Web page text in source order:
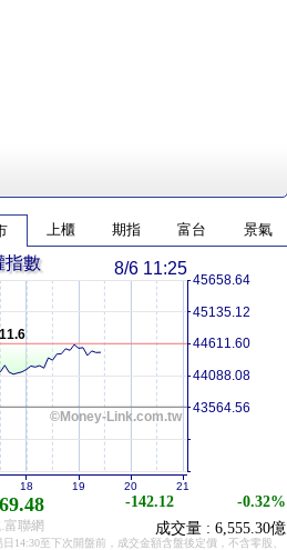
上櫃 期指 富台 景氣
©Money-Link.com.tw
8/6 11:25
-142.12
-0.32%
成交量 : 6,555.30億
指數
18 19 20 21
43564.56
44088.08
44611.60
45135.12
45658.64
聯網
14:30至下次開盤前，成交金額含盤後定價，不含零股、